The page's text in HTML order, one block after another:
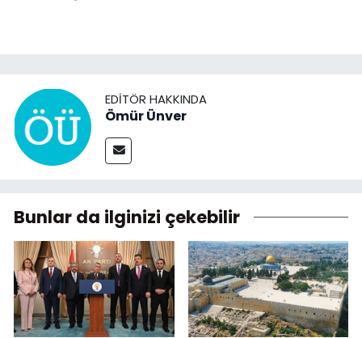
EDITÖR HAKKINDA
Ömür Ünver
Bunlar da ilginizi çekebilir